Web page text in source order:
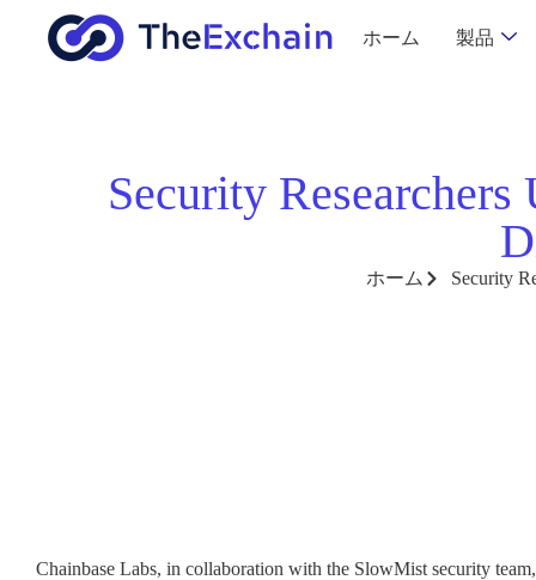
ホーム 製品
Security
ホーム Security
Chainbase Labs, in collaboration with the SlowMist security